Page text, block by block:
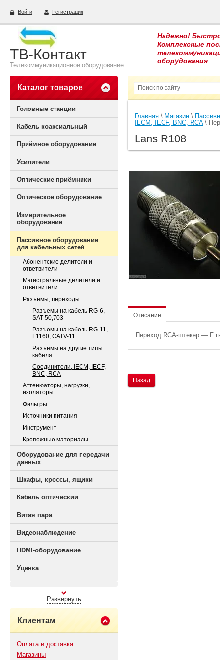
Войти Регистрация
ТВ-Контакт
Телекоммуникационное оборудование
Надежно!
Комплексные
оборудования
Каталог товаров
Головные станции
Кабель коаксиальный
Приёмное оборудование
Усилители
Оптические приёмники
Оптическое оборудование
Измерительное
оборудование
Пассивное оборудование
для кабельных сетей
Абонентские делители и
ответвители
Магистральные делители и
ответвители
Разъёмы, переходы
Разъемы на кабель RG-6,
SAT-50,703
Разъемы на кабель RG-11,
F1160, CATV-11
Разъемы на другие типы
кабеля
Соединители, IECM, IECF,
BNC, RCA
Аттенюаторы, нагрузки,
изоляторы
Фильтры
Источники питания
Инструмент
Крепежные материалы
Оборудование для передачи
данных
Шкафы, кроссы, ящики
Кабель оптический
Витая пара
Видеонаблюдение
HDMI-оборудование
Уценка
Развернуть
Клиентам
Оплата и доставка
Магазины
Главная \ Магазин \
IECM, IECF, BNC, RCA \
Lans R108
Описание
Переход RCA-штекер — F
Назад